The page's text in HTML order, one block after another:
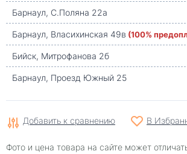
Барнаул, С.Поляна 22а
Барнаул, Власихинская 49в (100%
Бийск, Митрофанова 2б
Барнаул, Проезд Южный 25
Добавить к сравнению В
Фото и цена товара на сайте может